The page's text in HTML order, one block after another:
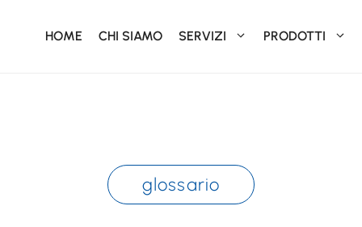
HOME CHI SIAMO SERVIZI PRODOTTI
glossario